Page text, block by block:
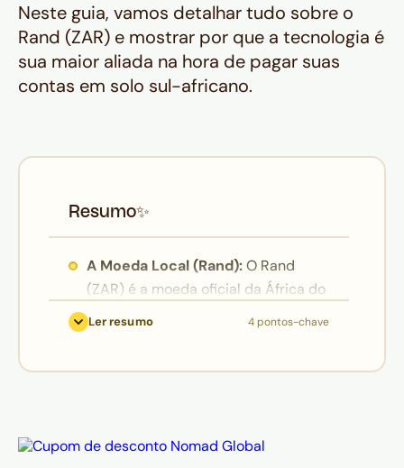
Neste guia, vamos detalhar tudo sobre o
Rand (ZAR) e mostrar por que a tecnologia é
sua maior aliada na hora de pagar suas
contas em solo sul-africano.
Resumo✨
A Moeda Local (Rand):O Rand
(ZAR) é a moeda oficial da África do
Sul. Suas cédulas são verdadeiras
Custo-Benefício:Por ser
Ler resumo 4 pontos-chave